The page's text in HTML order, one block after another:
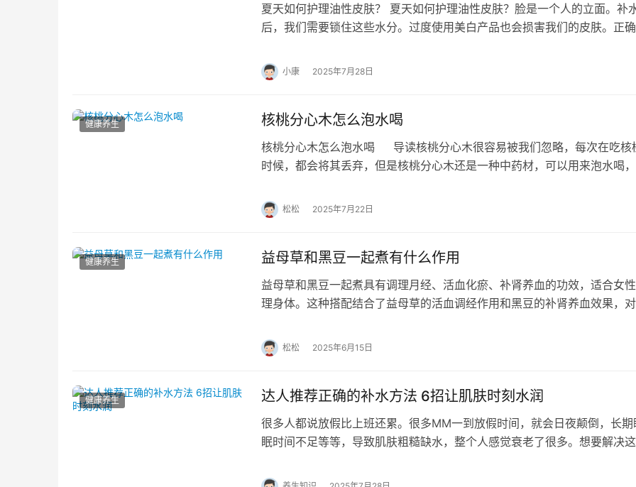
夏天如何护理油性皮肤？ 夏天如何护理油性皮肤？脸是一个人的立面。补
后，我们需要锁住这些水分。过度使用美白产品也会损害我们的皮肤。正确
小康 2025年7月28日
健康养生 核桃分心木怎么泡水喝
核桃分心木怎么泡水喝 导读核桃分心木很容易被我们忽略，每次在吃核
时候，都会将其丢弃，但是核桃分心木还是一种中药材，可以用来泡水喝，
松松 2025年7月22日
健康养生 益母草和黑豆一起煮有什么作用
益母草和黑豆一起煮具有调理月经、活血化瘀、补肾养血的功效，适合女
理身体。这种搭配结合了益母草的活血调经作用和黑豆的补肾养血效果，对
松松 2025年6月15日
健康养生 达人推荐正确的补水方法 6招让肌肤时刻水润
很多人都说放假比上班还累。很多MM一到放假时间，就会日夜颠倒，长期
眠时间不足等等，导致肌肤粗糙缺水，整个人感觉衰老了很多。想要解决这